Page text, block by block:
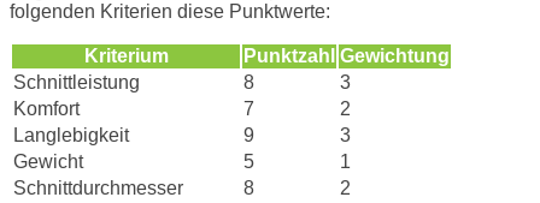
folgenden Kriterien diese Punktwerte:
Kriterium Punktzahl Gewichtung
Schnittleistung
8
3
Komfort
7
2
Langlebigkeit
9
3
Gewicht
5
1
Schnittdurchmesser
8
2